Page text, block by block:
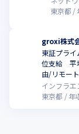
東京都
groxi株式
東証プラ
位支給 平
由/リモー
インフラエ
東京都
年